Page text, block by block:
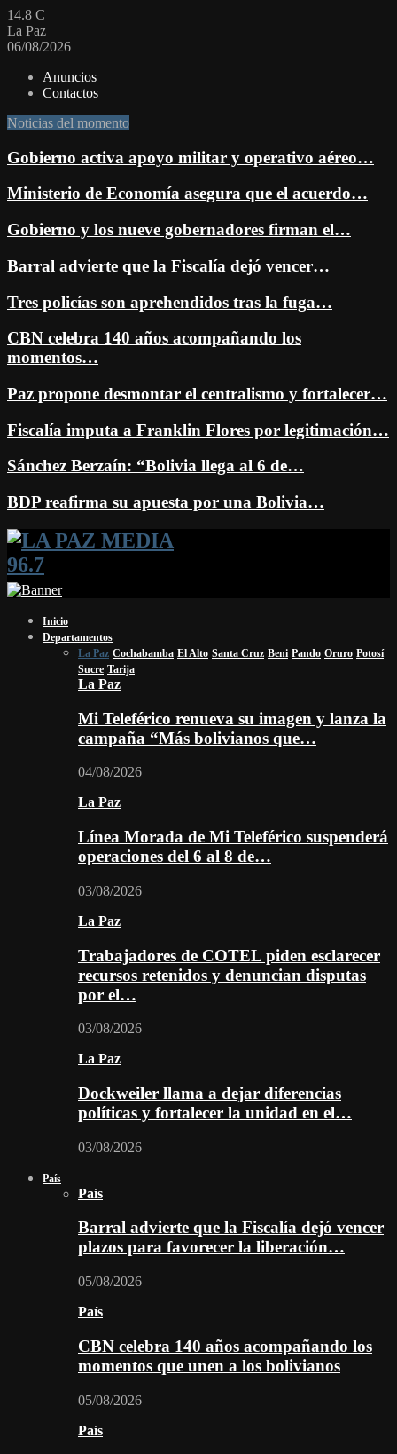
14.8 C
La Paz
06/08/2026
Anuncios
Contactos
Noticias del momento
Gobierno activa apoyo militar y operativo aéreo…
Ministerio de Economía asegura que el acuerdo…
Gobierno y los nueve gobernadores firman el…
Barral advierte que la Fiscalía dejó vencer…
Tres policías son aprehendidos tras la fuga…
CBN celebra 140 años acompañando los
momentos…
Paz propone desmontar el centralismo y fortalecer…
Fiscalía imputa a Franklin Flores por legitimación…
Sánchez Berzaín: “Bolivia llega al 6 de…
BDP reafirma su apuesta por una Bolivia…
Facebook
Twitter
Instagram
Youtube
Email
Twitch
Whatsapp
Inicio
Departamentos
La Paz Cochabamba El Alto Santa Cruz Beni Pando Oruro Potosí
Sucre Tarija
La Paz
Mi Teleférico renueva su imagen y lanza la
campaña “Más bolivianos que…
04/08/2026
La Paz
Línea Morada de Mi Teleférico suspenderá
operaciones del 6 al 8 de…
03/08/2026
La Paz
Trabajadores de COTEL piden esclarecer
recursos retenidos y denuncian disputas
por el…
03/08/2026
La Paz
Dockweiler llama a dejar diferencias
políticas y fortalecer la unidad en el…
03/08/2026
País
País
Barral advierte que la Fiscalía dejó vencer
plazos para favorecer la liberación…
05/08/2026
País
CBN celebra 140 años acompañando los
momentos que unen a los bolivianos
05/08/2026
País